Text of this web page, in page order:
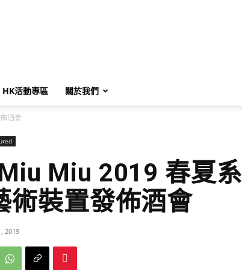
HK活動專區 關於我們
酒會
Miu 2019 春夏系
裝置發佈酒會
2019